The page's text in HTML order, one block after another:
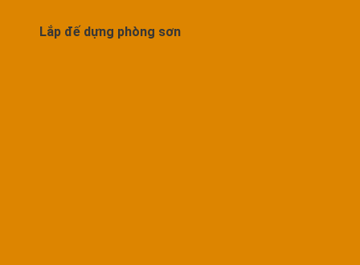
Lắp đế dựng phòng sơn